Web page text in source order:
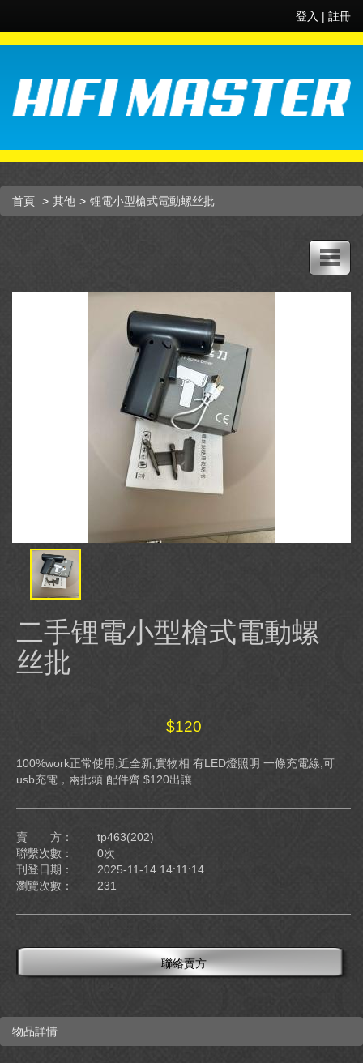
登入 | 註冊
首頁 其他 锂電小型槍式電動螺丝批
二手锂電小型槍式電動螺
丝批
$120
100%work正常使用,近全新,實物相 有LED燈照明 一條充電線,可
usb充電，兩批頭 配件齊 $120出讓
賣 方：
tp463(202)
聯繫次數：
0次
刊登日期：
2025-11-14 14:11:14
瀏覽次數：
231
聯絡賣方
物品詳情